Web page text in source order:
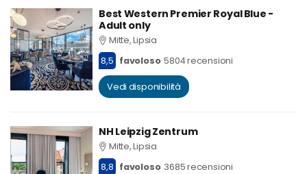
Best Western Premier Royal Blue -
Adult only
Mitte, Lipsia
8,5 favoloso 5804 recensioni
Vedi disponibilità
NH Leipzig Zentrum
Mitte, Lipsia
8,8 favoloso 3685 recensioni